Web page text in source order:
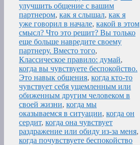
улучшить общение с вашим
партнером, как я слышал, как я
уже говорил в начале, какой в этом
смысл? Что это решит? Вы только
еще больше навредите своему
партнеру. Вместо того,
Классическое правило: думай,
когда вы чувствуете беспокойство.
Это навык общения, когда кто-то
чувствует себя ущемленным или
обиженным другим человеком в
своей жизни, когда мы
оказываемся в ситуации, когда он
сердит, когда она чувствует
раздражение или обиду из-за меня,
когда почувствуете беспокойство